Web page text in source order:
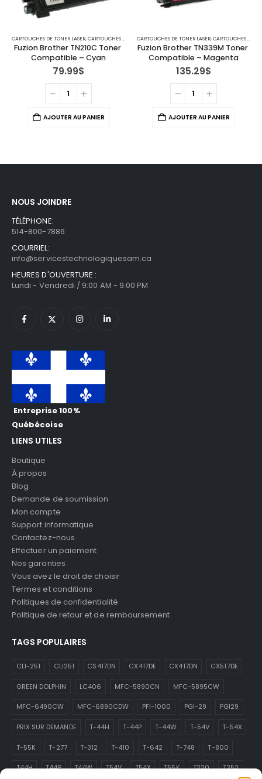
, IMPRIMANTES MFC
CARTOUCHES DE TONER LASER,CARTOUCHES POUR IMPRIMANTES BROTHER , IMPRIMANTES MFC
Fuzion Brother TN210C Toner
Compatible – Cyan
79.99$
AJOUTER AU PANIER
CARTOUCHES DE TONER LASER,CARTOUCHES POUR IMPRIMANTES BROTHER
Fuzion Brother TN339M Toner
Compatible – Magenta
135.29$
AJOUTER AU PANIER
NOUS JOINDRE
TÉLÉPHONE:
514-800-7886
COURRIEL:
info@servicestechnologiquesam.ca
HEURES D'OUVERTURE :
Lundi - Vendredi / 9:00 AM - 9:00 PM
Entreprise 100%
Québécoise
LIENS UTILES
Boutique
À propos
Blog
Demande de soumission
Mon compte
Support informatique
Contactez-nous
Effectuer un paiement
Nos garanties
Vous avez le droit de choisir
Termes et conditions
Politiques de confidentialité
Politique de retour et de remboursement
TAGS POPULAIRES
CLI-251 CLI251 CS417DN CX417DE CX417DN CX517DE
GREEN DOLPHIN LC406 MFC-5890CN MFC-5895CW
MFC-6490CW MFC-6890CDW PFI-1000 PGI-29 PGI29
PRIX SUR DEMANDE T-44H T-44P T-44W T-54V T-54X
T-55K T-277 T-312 T-410 T-642 T-748 T-800
T44H T44P T44W T54V T54X T55K T220 T252